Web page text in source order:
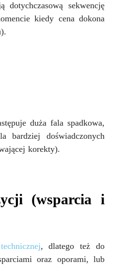
sekwencję
kiedy cena dokona
duża fala spadkowa,
bardziej doświadczonych
korekty).
(wsparcia i
, dlatego też do
oraz oporami, lub